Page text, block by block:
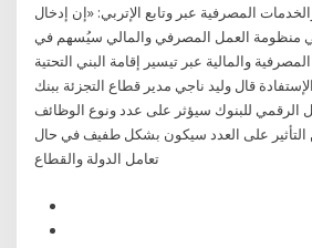
المصرفية عبر وتابع الإتربي: «إن إدخال
منظومة العمل المصرفي والمالي سيُسهم في
والمالية عبر تيسير إقامة البني التحتية
قال وليد ناجي مدير قطاع التجزئة ببنك
الرقمي للبنوك سيؤثر على عدد ونوع الوظائف
التأثير على العدد سيكون بشكل طفيف في حال
تعامل الدولة والقطاع